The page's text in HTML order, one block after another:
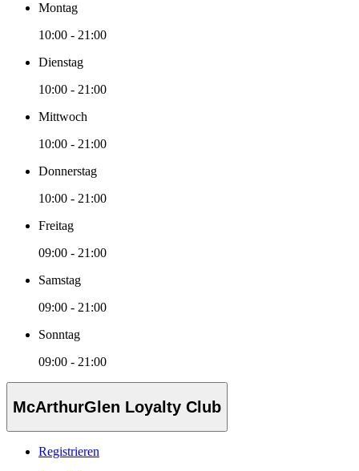
Montag
10:00 - 21:00
Dienstag
10:00 - 21:00
Mittwoch
10:00 - 21:00
Donnerstag
10:00 - 21:00
Freitag
09:00 - 21:00
Samstag
09:00 - 21:00
Sonntag
09:00 - 21:00
McArthurGlen Loyalty Club
Registrieren